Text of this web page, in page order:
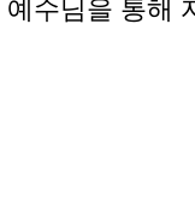
수님을 통해